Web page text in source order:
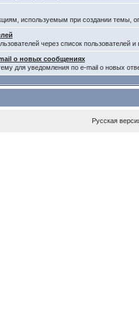
используемым при создании темы,
через список пользователей
о новых сообщениях
для уведомления по e-mail о новых
Русская